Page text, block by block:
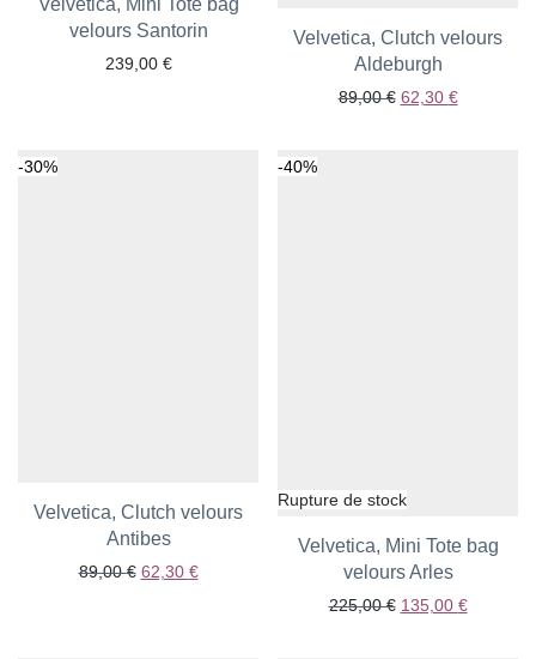
Velvetica, Mini Tote bag
velours Santorin
239,00 €
Ajouter aux favoris
Velvetica, Clutch velours
Aldeburgh
89,00€ Le prix initial
62,30 €Le prix
Ajouter aux favoris
-30%
Velvetica, Clutch velours
Antibes
89,00€ Le prix initial était : 89,00 €.
62,30 €Le prix actuel est : 62,30 €.
Ajouter aux favoris
-40%
Velvetica, Mini Tote bag
velours Arles
225,00€ Le prix initial
135,00 €Le prix
Ajouter aux favoris